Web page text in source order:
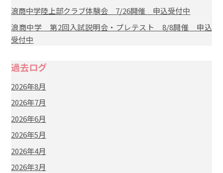
浪商中学陸上部クラブ体験会 7/26開催 申込受付中
浪商中学 第2回入試説明会・プレテスト 8/8開催 申込
受付中
過去ログ
2026年8月
2026年7月
2026年6月
2026年5月
2026年4月
2026年3月